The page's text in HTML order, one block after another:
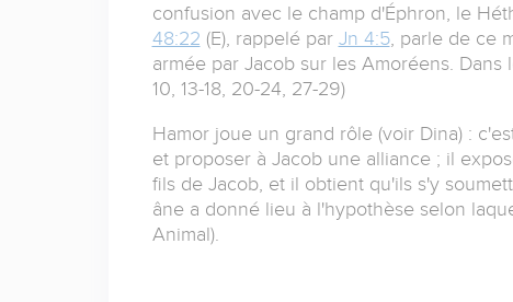
confusion avec le champ d'Éphron, le
48:22 (E), rappelé par Jn 4:5, parle de ce
armée par Jacob sur les Amoréens. Dans
10, 13-18, 20-24, 27-29)
Hamor joue un grand rôle (voir Dina) :
et proposer à Jacob une alliance ; il
fils de Jacob, et il obtient qu'ils s'y
âne a donné lieu à l'hypothèse selon
Animal).